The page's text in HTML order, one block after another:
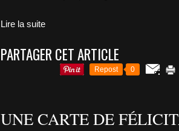
Lire la suite
PARTAGER CET ARTICLE
Repost 0
UNE CARTE DE